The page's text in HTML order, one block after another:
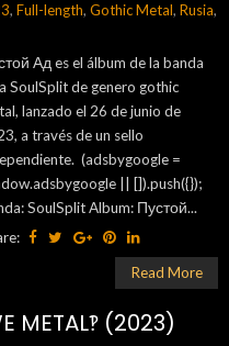
, Full-length, Gothic Metal, Rusia,
Ад es el álbum de la banda
SoulSplit de genero gothic
lanzado el 26 de junio de
a través de un sello
(adsbygoogle =
|| []).push({});
SoulSplit Album: Пустой...
Read More
METAL‽ (2023)